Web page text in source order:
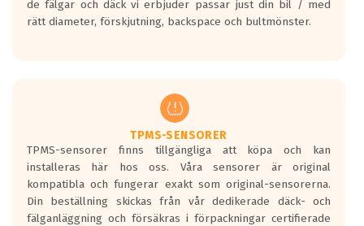
medans de vita vågorna påvisar om det är
ett tyst däck.
regelverket som introduceras år 2016.
Ett däck med två svarta vågor är redan
godkända för år 2016 nya regelverk.
Ett däck med en svart våg kommer vara
minst tre decibel tystare än det
regelverk som börjar gälla 2016.
de fälgar och däck vi erbjuder passar just din bil / med
rätt diameter, förskjutning, backspace och bultmönster.
TPMS-SENSORER
TPMS-sensorer finns tillgängliga att köpa och kan
installeras här hos oss. Våra sensorer är original
kompatibla och fungerar exakt som original-sensorerna.
Din beställning skickas från vår dedikerade däck- och
fälganläggning och försäkras i förpackningar certifierade